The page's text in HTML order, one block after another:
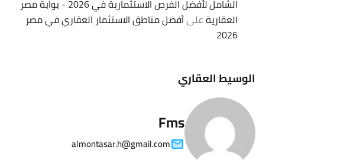
الشامل لأفضل الفرص الاستثمارية في 2026 - بوابة مصر
العقاريةعلىأفضل مناطق الاستثمار العقاري في مصر
2026
الوسيط العقاري
Fms
almontasar.h@gmail.com